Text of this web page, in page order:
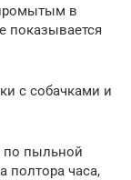
в
показывается
с собачками и
по пыльной
полтора часа,